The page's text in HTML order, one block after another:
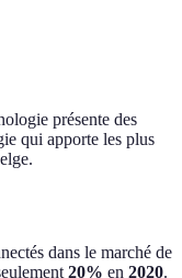
présente des
qui apporte les plus
dans le marché de
20% en 2020.